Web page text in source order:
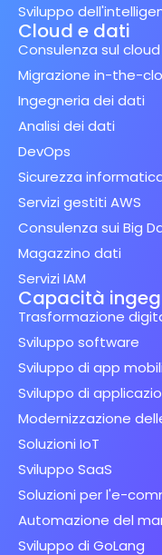
Sviluppo
Cloud e dati
Consulenza sul cloud
Migrazione in-the-
Ingegneria dei dati
Analisi dei dati
DevOps
Sicurezza
Servizi gestiti AWS
Consulenza sui Big
Magazzino dati
Servizi IAM
Capacità
Trasformazione
Sviluppo software
Sviluppo di app mobili
Sviluppo di
Modernizzazione
Soluzioni IoT
Sviluppo SaaS
Soluzioni per l'e-
Automazione del
Sviluppo di GoLang